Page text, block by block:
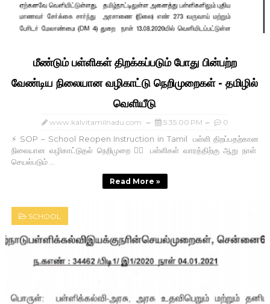
மீண்டும் பள்ளிகள் திறக்கப்படும் போது பின்பற்ற
வேண்டிய நிலையான வழிகாட்டு நெறிமுறைகள் - தமிழில்
வெளியீடு
www.kalvitamilnadu.com 5:35:00 PM 0
⚡ SOP – School Reopen Instruction in Tamil பள்ளி திறப்பதற்கான
நிலையான வழிகாட்டுதல் நெறிமுறை 👍🏻 பள்ளிகள் வாரத்திற்கு ஆறு நாள்
செயல்படும் ...
Read More »
SCHOOL